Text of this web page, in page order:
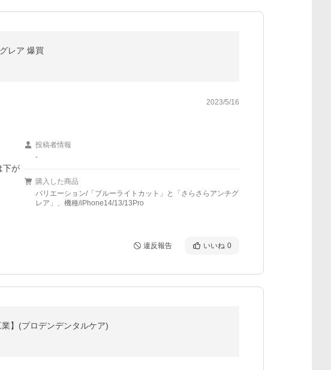
レア 爆買
2023/5/16
下が
投稿者情報
-
購入した商品
バリエーション/「ブルーライトカット」と「さらさらアンチグ
レア」、機種/iPhone14/13/13Pro
違反報告 いいね 0
】(プロデンデンタルケア)